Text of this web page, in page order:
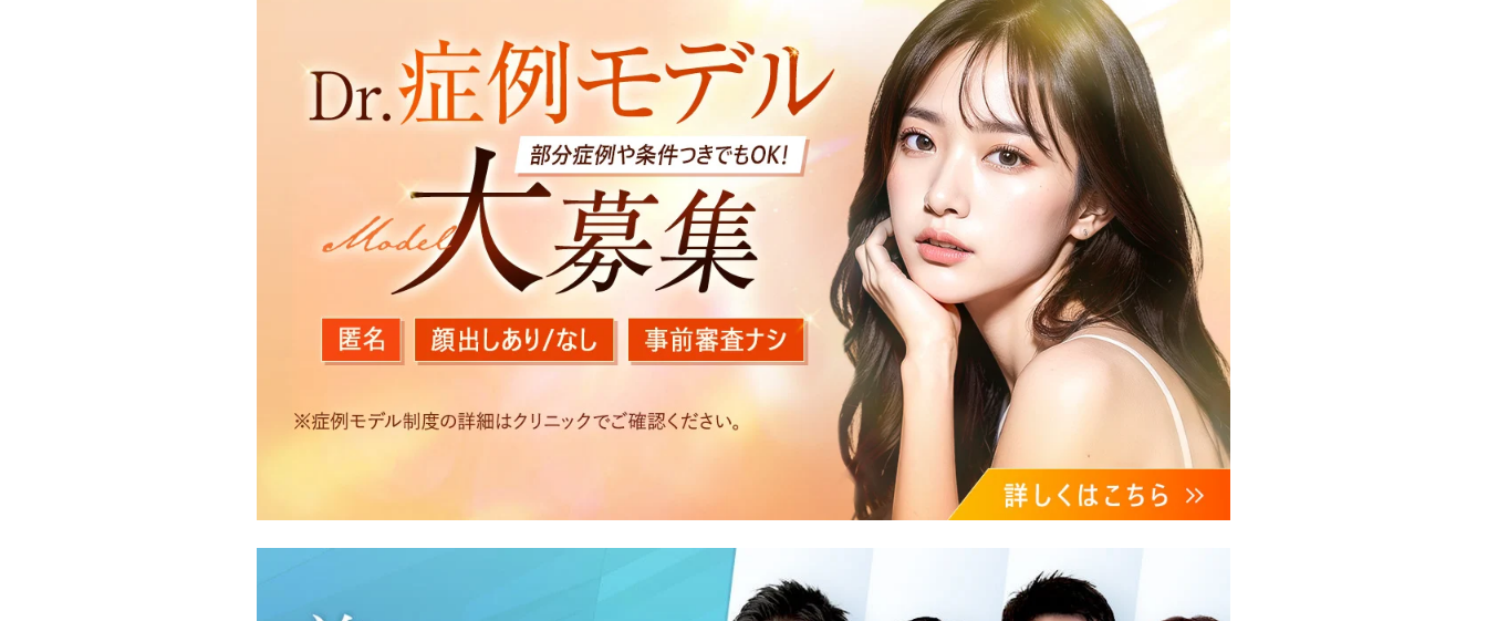
（これには、Cookie情報、アクセスログ等の利用状況に関する情報を含みます。）
③TCBグループが第三者から間接的に収集する情報
患者様の同意を得た上で、以下の情報をパブリックDMP事業者およびアフィリエイトサービスプロバイダ等の第三者
から取得し、TCBグループが既に有している患者様の個人情報と紐づける場合があります。
・患者様の閲覧履歴、端末等の情報
【利用目的】
TCBグループは取得情報を以下の目的で利用いたします。
・クリニックの来院予約、医療サービスの提供、医療関連商品の販売、アフターケア対応、これらに付随する諸対応等
のサービス提供のため
・医療サービスの提供に関する他の医療機関、検査機関及び研究機関との連携のため
・サービス向上を目的とした医療サービス・販売する医療関連商品に関する患者様へのアンケートの送受信及びこれに
・Cookie等の技術を用いたアクセス履歴、閲覧記録等に関する情報の収集、分析
・閲覧記録等から趣味・嗜好を分析した情報を使用しての広告に利用するため
・お問い合わせ又はご意見の内容確認及びその対応のため